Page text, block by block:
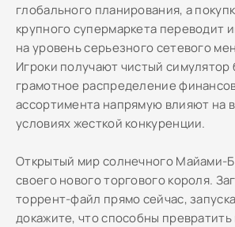
глобального планирования, а
крупного супермаркета переводит
на уровень серьезного сетевого
Игроки получают чистый симулятор
грамотное распределение
ассортимента напрямую влияют на
условиях жесткой конкуренции.
Открытый мир солнечного Майами-
своего нового торгового короля.
торрент-файл прямо сейчас,
докажите, что способны